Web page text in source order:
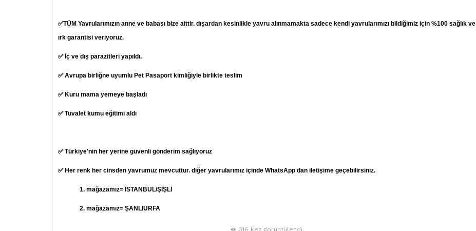
✅TÜM Yavrularımızın anne ve babası bize aittir. dışardan kesinlikle yavru alınmamakta sadece kendi yavrularımızı bildiğimiz için %100 sağlık ve
ırk garantisi veriyoruz.
✅ İç ve dış parazitleri yapıldı.
✅ Avrupa birliğne uyumlu Pet Pasaport kimliğiyle birlikte teslim
✅ Kuru mama yemeye başladı
✅ Tuvalet kumu eğitimi aldı
✅ Türkiye'nin her yerine güvenli gönderim sağlıyoruz
✅ Her renk her cinsden yavrumuz mevcuttur. diğer yavrularımız içinde WhatsApp dan iletişime geçebilirsiniz.
1. mağazamız= İSTANBUL/ŞİŞLİ
2. mağazamız= ŞANLIURFA
316 kez görüntülendi.